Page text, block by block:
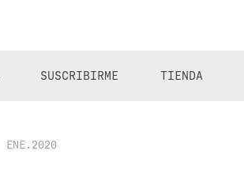
SUSCRIBIRME TIENDA
ENE.2020